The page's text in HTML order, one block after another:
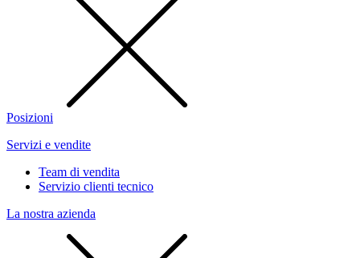
Posizioni
Servizi e vendite
Team di vendita
Servizio clienti tecnico
La nostra azienda